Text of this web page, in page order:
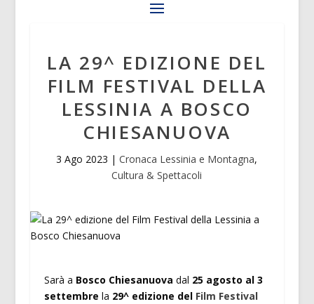
LA 29^ EDIZIONE DEL
FILM FESTIVAL DELLA
LESSINIA A BOSCO
CHIESANUOVA
3 Ago 2023 |Cronaca Lessinia e Montagna,
Cultura & Spettacoli
Sarà a Bosco Chiesanuova dal 25 agosto al 3
settembre la 29^ edizione del Film Festival